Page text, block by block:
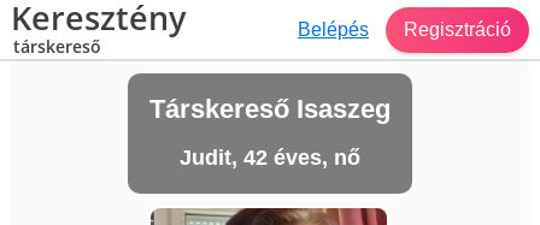
Keresztény
társkereső
Belépés Regisztráció
Társkereső Isaszeg
Judit, 42 éves, nő